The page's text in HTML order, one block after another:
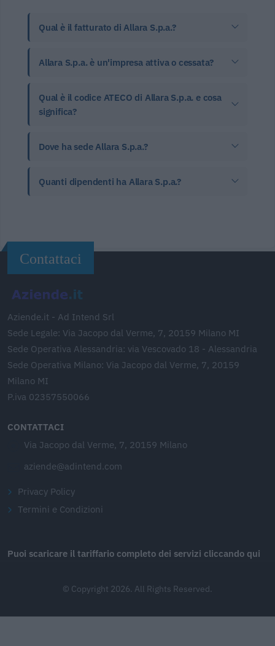
Qual è il fatturato di Allara S.p.a.?
Allara S.p.a. è un'impresa attiva o cessata?
Qual è il codice ATECO di Allara S.p.a. e cosa
significa?
Dove ha sede Allara S.p.a.?
Quanti dipendenti ha Allara S.p.a.?
Contattaci
Aziende.it - Ad Intend Srl
Sede Legale: Via Jacopo dal Verme, 7, 20159 Milano MI
Sede Operativa Alessandria: via Vescovado 18 - Alessandria
Sede Operativa Milano: Via Jacopo dal Verme, 7, 20159
Milano MI
P.iva 02357550066
CONTATTACI
Via Jacopo dal Verme, 7, 20159 Milano
aziende@adintend.com
Privacy Policy
Termini e Condizioni
Puoi scaricare il tariffario completo dei servizi cliccando qui
© Copyright 2026. All Rights Reserved.